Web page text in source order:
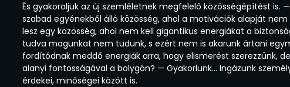
És gyakoroljuk az új szemléletnek megfelelő közösségépítést
szabad egyénekből álló közösség, ahol a motivációk alapját
lesz egy közösség, ahol nem kell gigantikus energiákat a
tudva magunkat nem tudunk, s ezért nem is akarunk ártani
fordítódnak meddő energiák arra, hogy elismerést szerezzünk,
alanyi fontosságával a bolygón? — Gyakorlunk… Ingázunk
érdekei, minőségei között is.